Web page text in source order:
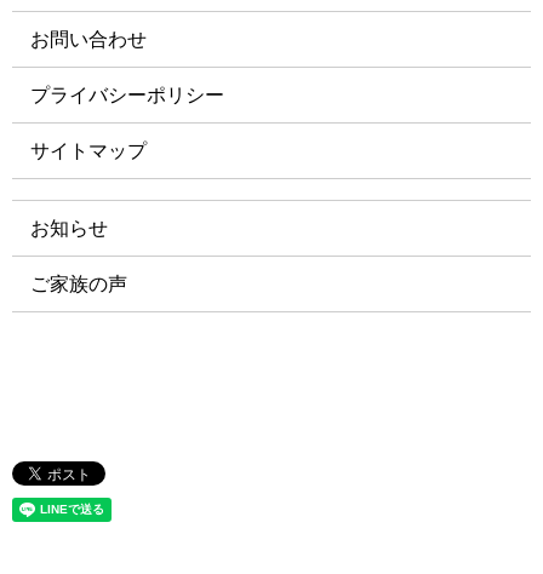
お問い合わせ
プライバシーポリシー
サイトマップ
お知らせ
ご家族の声